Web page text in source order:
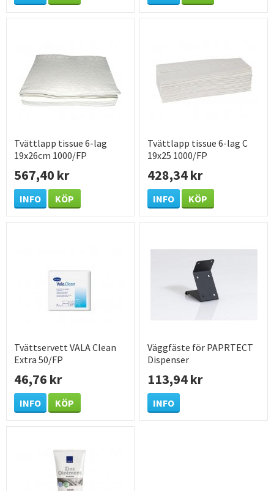
Tvättlapp tissue 6-lag
19x26cm 1000/FP
567,40 kr
INFO KÖP
Tvättlapp tissue 6-lag C
19x25 1000/FP
428,34 kr
INFO KÖP
Tvättservett VALA Clean
Extra 50/FP
46,76 kr
INFO KÖP
Väggfäste för PAPRTECT
Dispenser
113,94 kr
INFO